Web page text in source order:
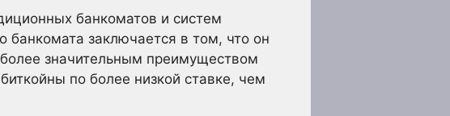
банкоматов и систем
банкомата заключается в том, что он
значительным преимуществом
по более низкой ставке, чем